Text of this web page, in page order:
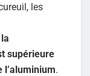
les
la
supérieure
l’aluminium.